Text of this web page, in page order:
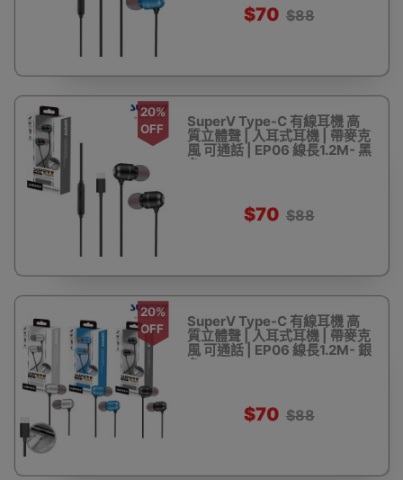
$70 $88
20%
OFF
SuperV Type-C 有線耳機 高
質立體聲 | 入耳式耳機 | 帶麥克
風 可通話 | EP06 線長1.2M- 黑
色
$70 $88
20%
OFF
SuperV Type-C 有線耳機 高
質立體聲 | 入耳式耳機 | 帶麥克
風 可通話 | EP06 線長1.2M- 銀
色
$70 $88